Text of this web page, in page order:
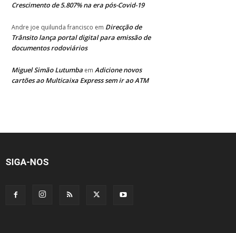
Crescimento de 5.807% na era pós-Covid-19
Andre joe quilunda francisco em Direcção de
Trânsito lança portal digital para emissão de
documentos rodoviários
Miguel Simão Lutumba em Adicione novos
cartões ao Multicaixa Express sem ir ao ATM
SIGA-NOS